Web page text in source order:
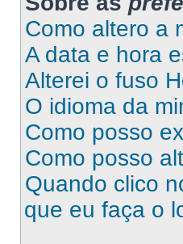
Como altero a
A data e hora
Alterei o fuso
O idioma da
Como posso
Como posso
Quando clico
que eu faça o